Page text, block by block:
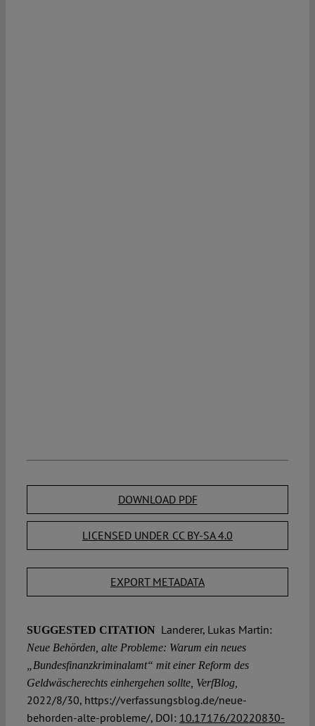
DOWNLOAD PDF
LICENSED UNDER CC BY-SA 4.0
EXPORT METADATA
SUGGESTED CITATION Landerer, Lukas Martin:
Neue Behörden, alte Probleme: Warum ein neues
„Bundesfinanzkriminalamt“ mit einer Reform des
Geldwäscherechts einhergehen sollte, VerfBlog,
2022/8/30, https://verfassungsblog.de/neue-
behorden-alte-probleme/, DOI: 10.17176/20220830-